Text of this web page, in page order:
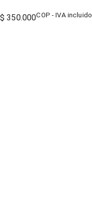
$ 350.000COP - IVA incluido